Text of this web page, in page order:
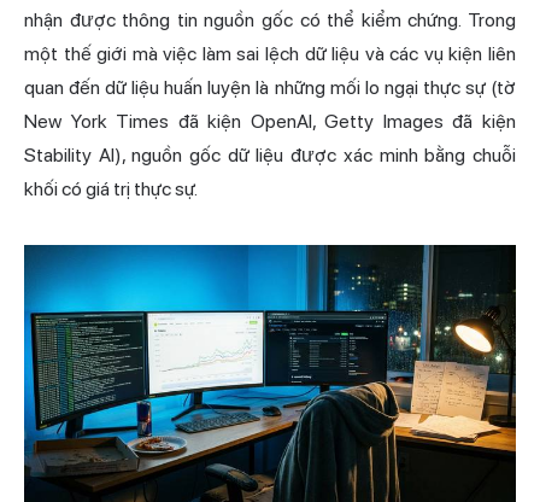
nhận được thông tin nguồn gốc có thể kiểm chứng. Trong
một thế giới mà việc làm sai lệch dữ liệu và các vụ kiện liên
quan đến dữ liệu huấn luyện là những mối lo ngại thực sự (tờ
New York Times đã kiện OpenAI, Getty Images đã kiện
Stability AI), nguồn gốc dữ liệu được xác minh bằng chuỗi
khối có giá trị thực sự.